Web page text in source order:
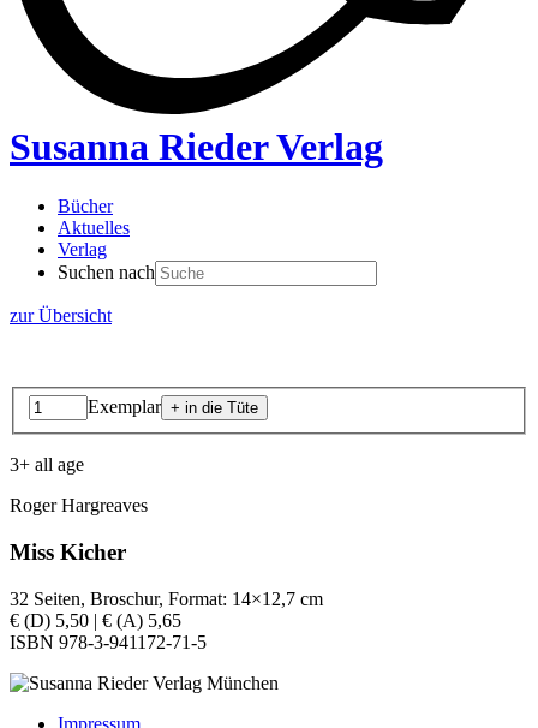
Susanna Rieder Verlag
Bücher
Aktuelles
Verlag
Suchen nach
zur Übersicht
Exemplar
3+ all age
Roger Hargreaves
Miss Kicher
32 Seiten, Broschur, Format: 14×12,7 cm
€ (D) 5,50 | € (A) 5,65
ISBN 978-3-941172-71-5
Impressum